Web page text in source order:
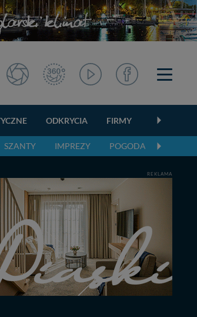
ODKRYCIA FIRMY
SZANTY IMPREZY POGODA
REKLAMA